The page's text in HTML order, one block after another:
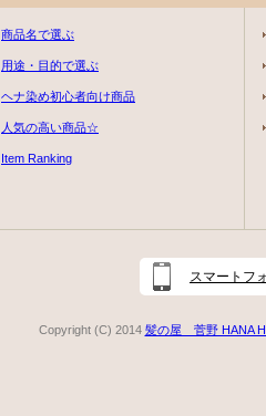
商品名で選ぶ
用途・目的で選ぶ
ヘナ染め初心者向け商品
人気の高い商品☆
Item Ranking
スマートフ
Copyright (C) 2014 髪の屋 菅野 HANA